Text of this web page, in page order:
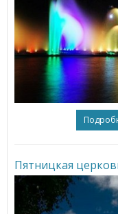
Пятницкая